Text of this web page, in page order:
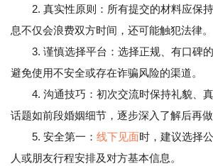
2. 真实性原则：所有提交的材料应保持
息不仅会浪费双方时间，还可能触犯法律。
3. 谨慎选择平台：选择正规、有口碑的
避免使用不安全或存在诈骗风险的渠道。
4. 沟通技巧：初次交流时保持礼貌、真
话题如前段婚姻细节，逐步深入了解后再做
5. 安全第一： 线下见面时，建议选择
人或朋友行程安排及对方基本信息。